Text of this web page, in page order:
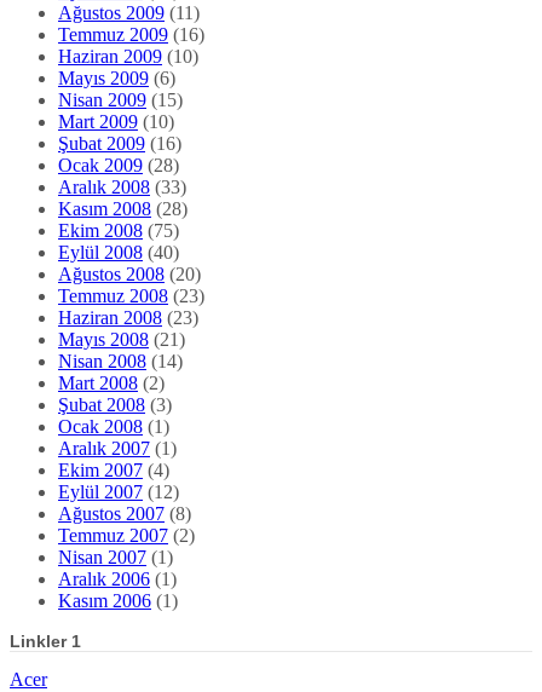
Ağustos 2009 (11)
Temmuz 2009 (16)
Haziran 2009 (10)
Mayıs 2009 (6)
Nisan 2009 (15)
Mart 2009 (10)
Şubat 2009 (16)
Ocak 2009 (28)
Aralık 2008 (33)
Kasım 2008 (28)
Ekim 2008 (75)
Eylül 2008 (40)
Ağustos 2008 (20)
Temmuz 2008 (23)
Haziran 2008 (23)
Mayıs 2008 (21)
Nisan 2008 (14)
Mart 2008 (2)
Şubat 2008 (3)
Ocak 2008 (1)
Aralık 2007 (1)
Ekim 2007 (4)
Eylül 2007 (12)
Ağustos 2007 (8)
Temmuz 2007 (2)
Nisan 2007 (1)
Aralık 2006 (1)
Kasım 2006 (1)
Linkler 1
Acer